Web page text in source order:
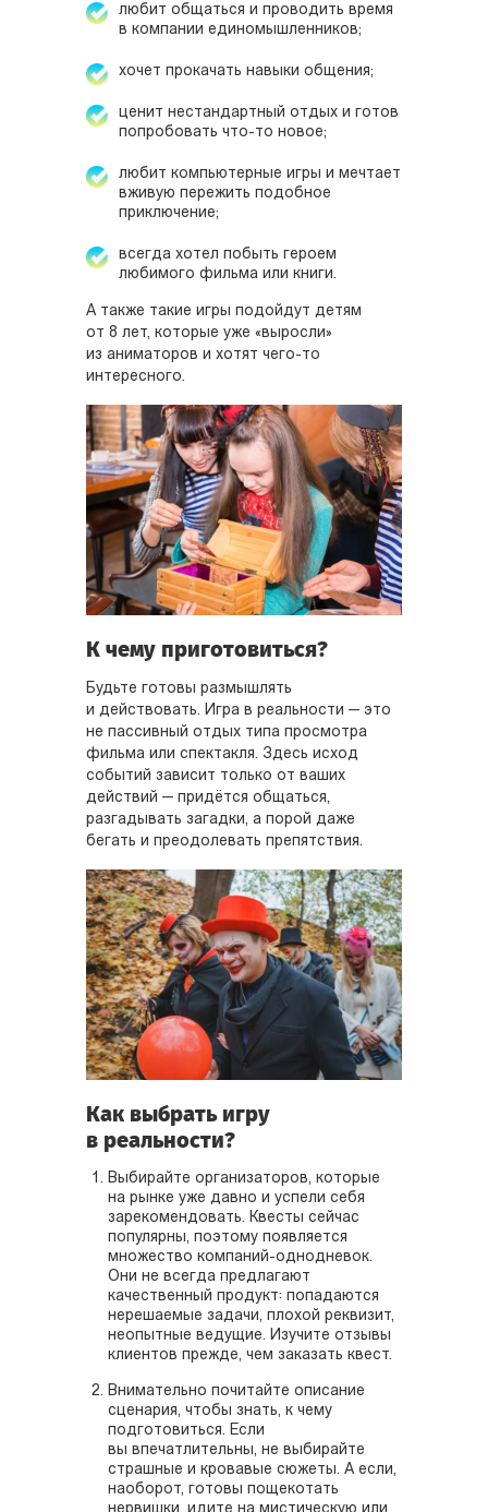
любит общаться и проводить время
в компании единомышленников;
хочет прокачать навыки общения;
ценит нестандартный отдых и готов
попробовать что-то новое;
любит компьютерные игры и мечтает
вживую пережить подобное
приключение;
всегда хотел побыть героем
любимого фильма или книги.
А также такие игры подойдут детям
от 8 лет, которые уже «выросли»
из аниматоров и хотят чего-то
интересного.
К чему приготовиться?
Будьте готовы размышлять
и действовать. Игра в реальности — это
не пассивный отдых типа просмотра
фильма или спектакля. Здесь исход
событий зависит только от ваших
действий — придётся общаться,
разгадывать загадки, а порой даже
бегать и преодолевать препятствия.
Как выбрать игру
в реальности?
Выбирайте организаторов, которые
на рынке уже давно и успели себя
зарекомендовать. Квесты сейчас
популярны, поэтому появляется
множество компаний-однодневок.
Они не всегда предлагают
качественный продукт: попадаются
нерешаемые задачи, плохой реквизит,
неопытные ведущие. Изучите отзывы
клиентов прежде, чем заказать квест.
Внимательно почитайте описание
сценария, чтобы знать, к чему
подготовиться. Если
вы впечатлительны, не выбирайте
страшные и кровавые сюжеты. А если,
наоборот, готовы пощекотать